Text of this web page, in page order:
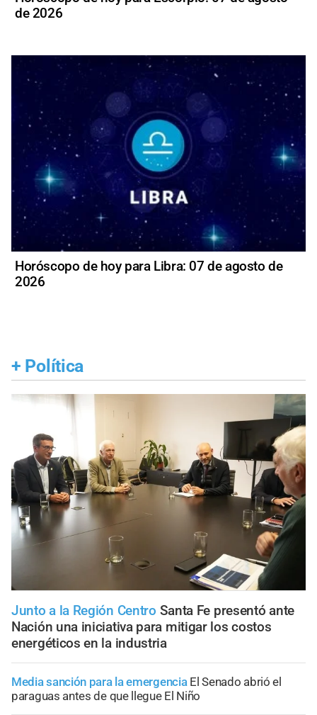
de 2026
Horóscopo de hoy para Libra: 07 de agosto de
2026
+ Política
Junto a la Región Centro Santa Fe presentó ante
Nación una iniciativa para mitigar los costos
energéticos en la industria
Media sanción para la emergencia El Senado abrió el
paraguas antes de que llegue El Niño